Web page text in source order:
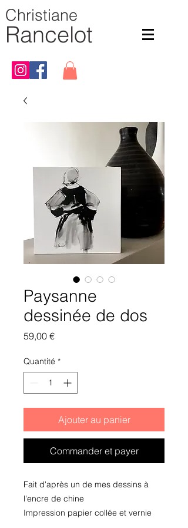
Christiane
Rancelot
Paysanne
dessinée de dos
59,00 €Prix
Quantité *
Ajouter au panier
Commander et payer
Fait d'après un de mes dessins à
l'encre de chine
Impression papier collée et vernie